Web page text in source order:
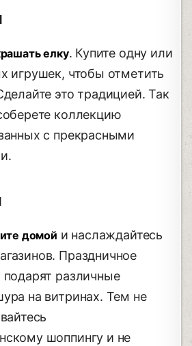
елку. Купите одну или
игрушек, чтобы отметить
это традицией. Так
коллекцию
с прекрасными
домой и наслаждайтесь
Праздничное
различные
на витринах. Тем не
шоппингу и не